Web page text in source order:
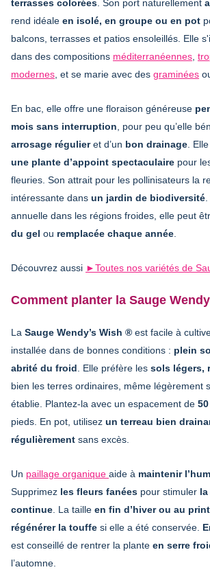
terrasses colorées . Son port naturellement
rend idéale en isolé, en groupe ou en pot
balcons, terrasses et patios ensoleillés. Elle
dans des compositions méditerranéennes
modernes , et se marie avec des graminées
En bac, elle offre une floraison généreuse
mois sans interruption , pour peu qu’elle
arrosage régulieret d’un bon drainage .
une plante d’appoint spectaculaire pour
fleuries. Son attrait pour les pollinisateurs la
intéressante dans un jardin de biodiversité
annuelle dans les régions froides, elle peut
du gel ou remplacée chaque année
Découvrez aussi ►Toutes nos variétés de
Comment planter la Sauge
La Sauge Wendy’s Wish ® est facile à
installée dans de bonnes conditions : plein
abrité du froid . Elle préfère les sols légers,
bien les terres ordinaires, même légèrement
établie. Plantez-la avec un espacement de
pieds. En pot, utilisez un terreau bien
régulièrement sans excès.
Un paillage organique aide à maintenir
Supprimez les fleurs fanées pour stimuler
continue . La taille en fin d’hiver ou au
régénérer la touffe si elle a été conservée.
est conseillé de rentrer la plante en serre
l’automne.